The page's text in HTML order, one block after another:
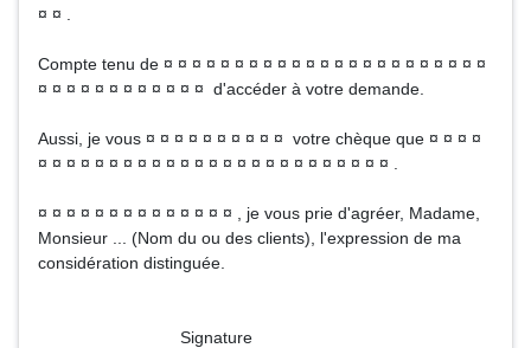
¤ ¤ .
Compte tenu de ¤ ¤ ¤ ¤ ¤ ¤ ¤ ¤ ¤ ¤ ¤ ¤ ¤ ¤ ¤ ¤ ¤ ¤ ¤ ¤ ¤ ¤ ¤
¤ ¤ ¤ ¤ ¤ ¤ ¤ ¤ ¤ ¤ ¤ ¤ d'accéder à votre demande.
Aussi, je vous ¤ ¤ ¤ ¤ ¤ ¤ ¤ ¤ ¤ ¤ votre chèque que ¤ ¤ ¤ ¤
¤ ¤ ¤ ¤ ¤ ¤ ¤ ¤ ¤ ¤ ¤ ¤ ¤ ¤ ¤ ¤ ¤ ¤ ¤ ¤ ¤ ¤ ¤ ¤ ¤ .
¤ ¤ ¤ ¤ ¤ ¤ ¤ ¤ ¤ ¤ ¤ ¤ ¤ ¤ , je vous prie d'agréer, Madame,
Monsieur ... (Nom du ou des clients), l'expression de ma
considération distinguée.
Signature